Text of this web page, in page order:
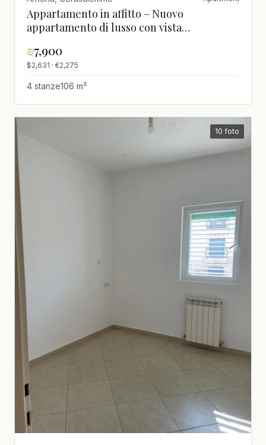
Appartamento in affitto – Nuovo
appartamento di lusso con vista
IMMOBILIER 026786595
₪7,900
$2,631 · €2,275
4 stanze106 m²
10 foto